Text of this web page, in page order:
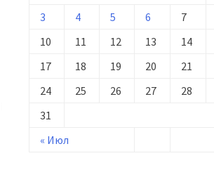
« Июл
3
4 5 6 7
10
11 12 13 14
17
18 19 20 21
24
25 26 27 28
31